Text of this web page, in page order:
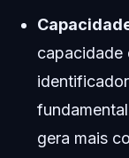
capacidade
gera mais